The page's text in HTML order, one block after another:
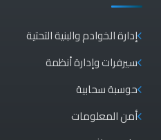
إدارة الخوادم والبنية التحتية
سيرفرات وإدارة أنظمة
حوسبة سحابية
أمن المعلومات